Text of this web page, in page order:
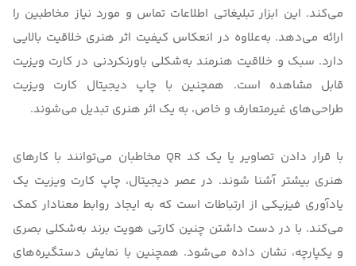
می‌کند. این ابزار تبلیغاتی اطلاعات تماس و مورد نیاز مخاطبین را
ارائه می‌دهد. به‌علاوه در انعکاس کیفیت اثر هنری خلاقیت بالایی
دارد. سبک و خلاقیت هنرمند به‌شکلی باورنکردنی در کارت ویزیت
قابل مشاهده است. همچنین با چاپ دیجیتال کارت ویزیت
طراحی‌های غیرمتعارف و خاص، به یک اثر هنری تبدیل می‌شوند.
با قرار دادن تصاویر یا یک کد QR مخاطبان می‌توانند با کارهای
هنری بیشتر آشنا شوند. در عصر دیجیتال، چاپ کارت ویزیت یک
یادآوری فیزیکی از ارتباطات است که به ایجاد روابط معنادار کمک
می‌کند. با در دست داشتن چنین کارتی هویت برند به‌شکلی بصری
و یکپارچه، نشان داده می‌شود. همچنین با نمایش دستگیره‌های